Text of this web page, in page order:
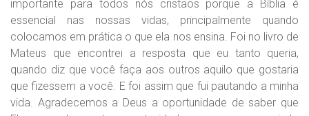
importante para todos nós cristãos porque a Bíblia é
essencial nas nossas vidas, principalmente quando
colocamos em prática o que ela nos ensina. Foi no livro de
Mateus que encontrei a resposta que eu tanto queria,
quando diz que você faça aos outros aquilo que gostaria
que fizessem a você. E foi assim que fui pautando a minha
vida. Agradecemos a Deus a oportunidade de saber que